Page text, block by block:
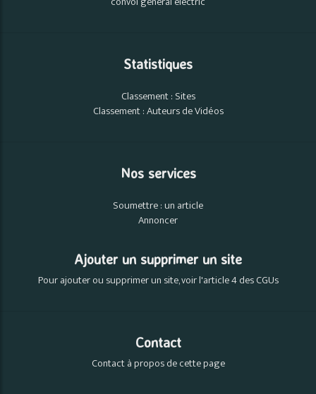
Statistiques
Classement : Sites
Classement : Auteurs de Vidéos
Nos services
Soumettre : un article
Annoncer
Ajouter un supprimer un site
Pour ajouter ou supprimer un site, voir l'article 4 des CGUs
Contact
Contact à propos de cette page